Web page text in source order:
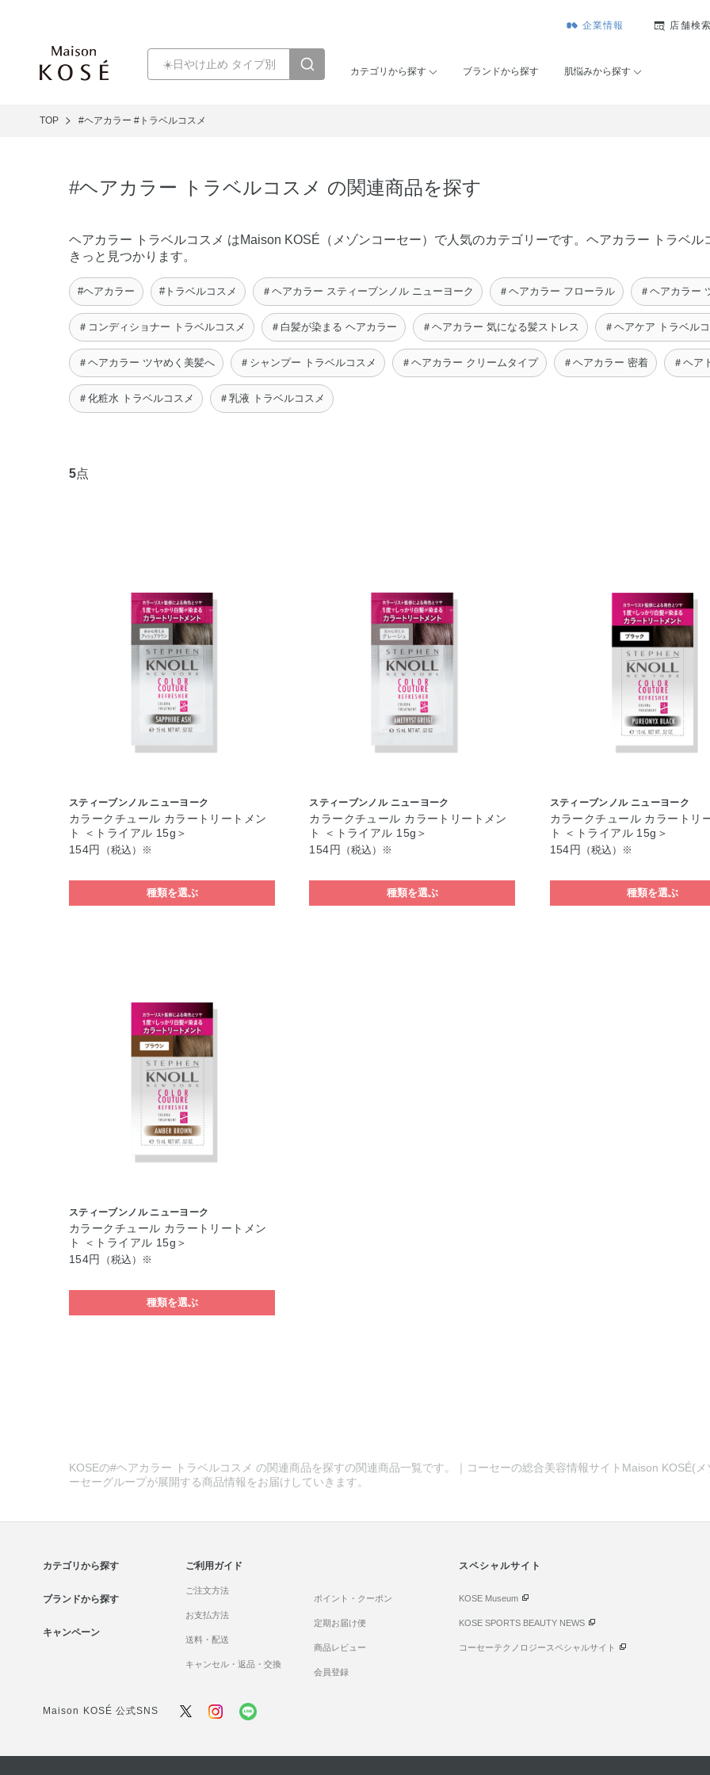
企業情報 店舗検索
カテゴリから探す ブランドから探す 肌悩みから探す
TOP #ヘアカラー #トラベルコスメ
#ヘアカラー トラベルコスメ の関連商品を探す
ヘアカラー トラベルコスメ はMaison KOSÉ（メゾンコーセー）で人気のカテゴリーです。ヘアカラー トラベ
きっと見つかります。
#ヘアカラー #トラベルコスメ ＃ヘアカラー スティーブンノル ニューヨーク ＃ヘアカラー フローラル ＃ヘアカラー
＃コンディショナー トラベルコスメ ＃白髪が染まる ヘアカラー ＃ヘアカラー 気になる髪ストレス ＃ヘアケア トラベル
＃ヘアカラー ツヤめく美髪へ ＃シャンプー トラベルコスメ ＃ヘアカラー クリームタイプ ＃ヘアカラー 密着 ＃ヘア
＃化粧水 トラベルコスメ ＃乳液 トラベルコスメ
5点
スティーブンノル ニューヨーク
カラークチュール カラートリートメン
ト ＜トライアル 15g＞
154円
（税込）※
種類を選ぶ
スティーブンノル ニューヨーク
カラークチュール カラートリートメン
ト ＜トライアル 15g＞
154円
（税込）※
種類を選ぶ
スティーブンノル ニューヨーク
カラークチュール カラートリ
ト ＜トライアル 15g＞
154円
（税込）※
種類を選ぶ
スティーブンノル ニューヨーク
カラークチュール カラートリートメン
ト ＜トライアル 15g＞
154円
（税込）※
種類を選ぶ
KOSEの#ヘアカラー トラベルコスメ の関連商品を探すの関連商品一覧です。｜コーセーの総合美容情報サイトMaison KOSÉ(
ーセーグループが展開する商品情報をお届けしていきます。
カテゴリから探す
ブランドから探す
キャンペーン
ご利用ガイド
ご注文方法
お支払方法
送料・配送
キャンセル・返品・交換
ポイント・クーポン
定期お届け便
商品レビュー
会員登録
スペシャルサイト
KOSE Museum
KOSE SPORTS BEAUTY NEWS
コーセーテクノロジースペシャルサイト
Maison KOSÉ 公式SNS